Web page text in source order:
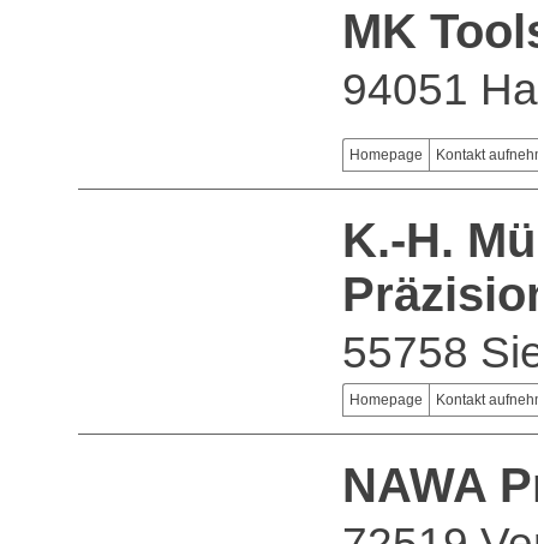
MK
94051
Homepage Kontakt
K.-H.
55758
Homepage Kontakt
NAWA